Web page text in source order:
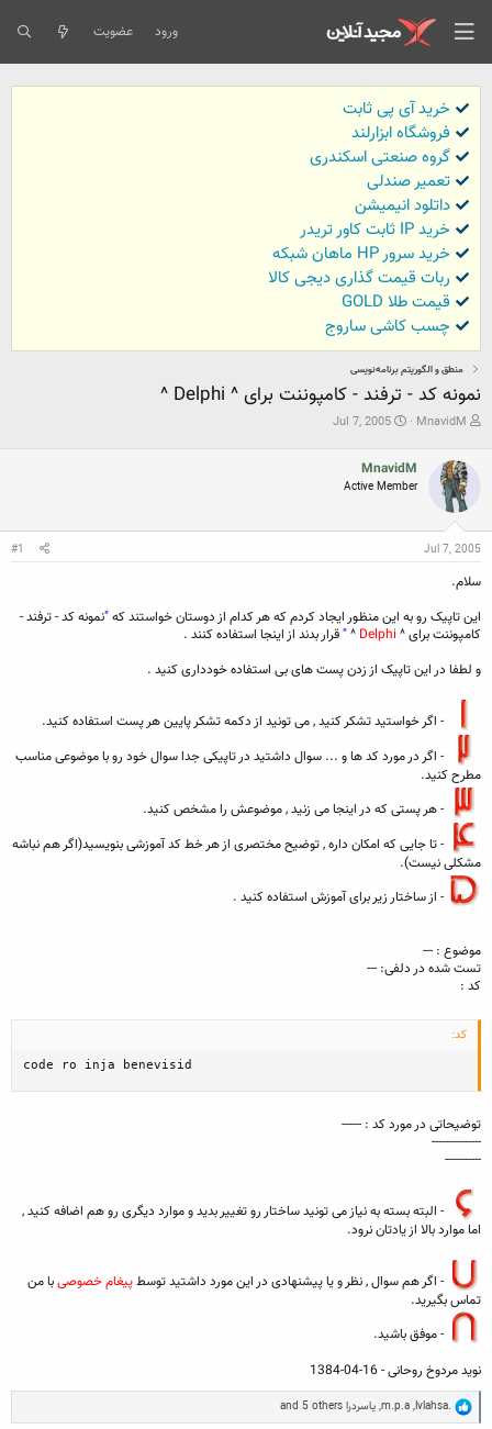
ورود عضویت
خرید آی پی ثابت
فروشگاه ابزارلند
گروه صنعتی اسکندری
تعمیر صندلی
داتلود انیمیشن
خرید IP ثابت کاور تریدر
خرید سرور HP ماهان شبکه
ربات قیمت گذاری دیجی کالا
قیمت طلا GOLD
چسب کاشی ساروج
منطق و الگوریتم برنامه‌نویسی
نمونه کد - ترفند - کامپوننت برای ^ Delphi ^
ش
ع
ک
ن
د
ه
و
و
ع
MnavidM
ت
ی
خ
و
Jul 7, 2005
MnavidM
Active Member
Jul 7, 2005
#1
سلام.
این تاپیک رو به این منظور ایجاد کردم که هر کدام از دوستان خواستند که"نمونه کد - ترفند -
کامپوننت برای ^ Delphi
^
"قرار بدند از اینجا استفاده کنند .
و لطفا در این تاپیک از زدن پست های بی استفاده خودداری کنید .
- اگر خواستید تشکر کنید , می تونید از دکمه تشکر پایین هر پست استفاده کنید.
- اگر در مورد کد ها و ... سوال داشتید در تاپیکی جدا سوال خود رو با موضوعی مناسب
مطرح کنید.
- هر پستی که در اینجا می زنید , موضوعش را مشخص کنید.
- تا جایی که امکان داره , توضیح مختصری از هر خط کد آموزشی بنویسید(اگر هم نباشه
مشکلی نیست).
- از ساختار زیر برای آموزش استفاده کنید .
موضوع : ---
تست شده در دلفی: ---
کد :
کد:
code ro inja benevisid
توضیحاتی در مورد کد : ------
---------------
-----------
- البته بسته به نیاز می تونید ساختار رو تغییر بدید و موارد دیگری رو هم اضافه کنید ,
اما موارد بالا از یادتان نرود.
- اگر هم سوال , نظر و یا پیشنهادی در این مورد داشتید توسطپیغام خصوصیبا من
تماس بگیرید.
- موفق باشید.
نوید مردوخ روحانی - 16-04-1384
R
e
lvlahsa.
,
m.p.a
, یاسردرا